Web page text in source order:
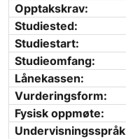
Opptakskrav:
Studiested:
Studiestart:
Studieomfang:
Lånekassen:
Vurderingsform:
Fysisk oppmøte:
Undervisningsspråk